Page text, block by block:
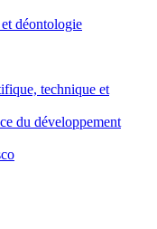
déontologie
technique et
du développement